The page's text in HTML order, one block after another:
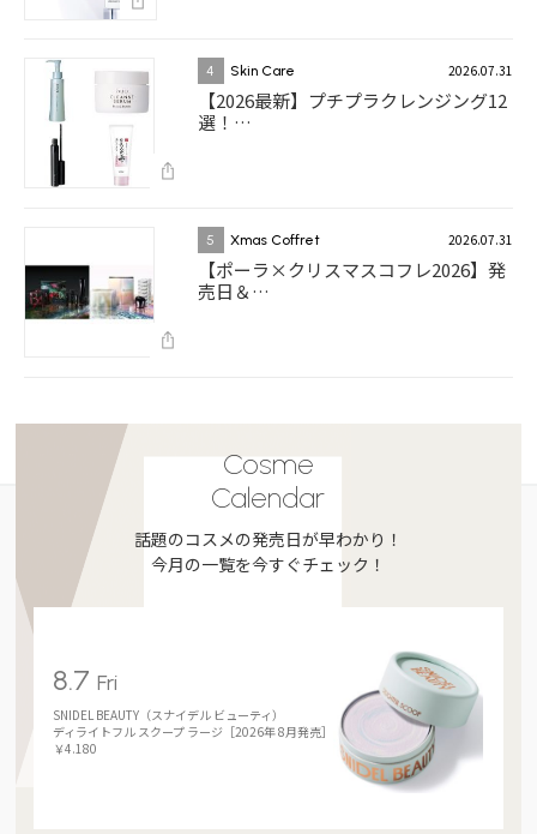
4 Skin Care 2026.07.31
【2026最新】プチプラクレンジング12
選！…
5 Xmas Coffret 2026.07.31
【ポーラ×クリスマスコフレ2026】発
売日＆…
Cosme
Calendar
話題のコスメの発売日が早わかり！
今月の一覧を今すぐチェック！
8.7Fri
SNIDEL BEAUTY（スナイデル ビューティ）
ディライトフル スクープ ラージ［2026年 8月発売］
￥4.180